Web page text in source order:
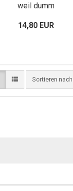
weil dumm
14,80 EUR
Sortieren nach